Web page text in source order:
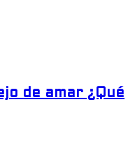
de amar ¿Qué